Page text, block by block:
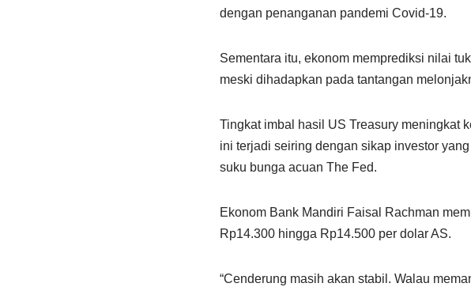
dengan penanganan pandemi Covid-19.
Sementara itu, ekonom memprediksi nilai
meski dihadapkan pada tantangan
Tingkat imbal hasil US Treasury meningkat
ini terjadi seiring dengan sikap investor
suku bunga acuan The Fed.
Ekonom Bank Mandiri Faisal Rachman
Rp14.300 hingga Rp14.500 per dolar AS.
“Cenderung masih akan stabil. Walau